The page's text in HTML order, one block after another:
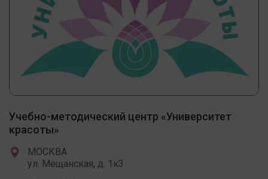
Учебно-методический центр «Университет
красоты»
МОСКВА
ул. Мещанская, д. 1к3